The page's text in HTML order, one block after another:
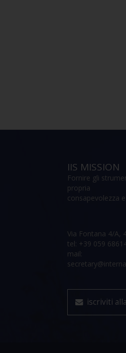
IIS MISSION
Fornire gli
propria
consapevolezza
Via Fontana 4/A,
tel: +39 059
mail:
iscriviti